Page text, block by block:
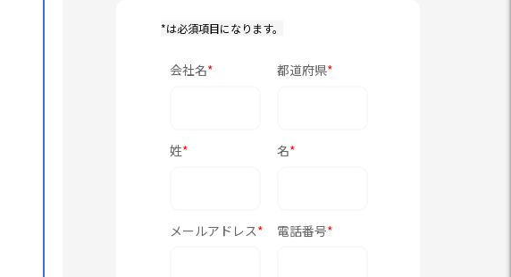
*は必須項目になります。
会社名* 都道府県*
姓* 名*
メールアドレス* 電話番号*